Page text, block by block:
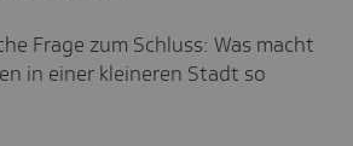
Frage zum Schluss: Was macht
in einer kleineren Stadt so